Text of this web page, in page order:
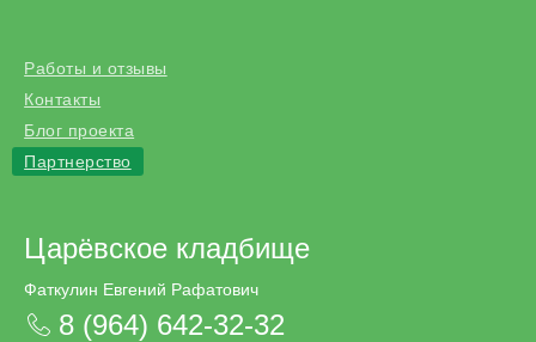
Работы и отзывы
Контакты
Блог проекта
Партнерство
Царёвское кладбище
Фаткулин Евгений Рафатович
8 (964) 642-32-32